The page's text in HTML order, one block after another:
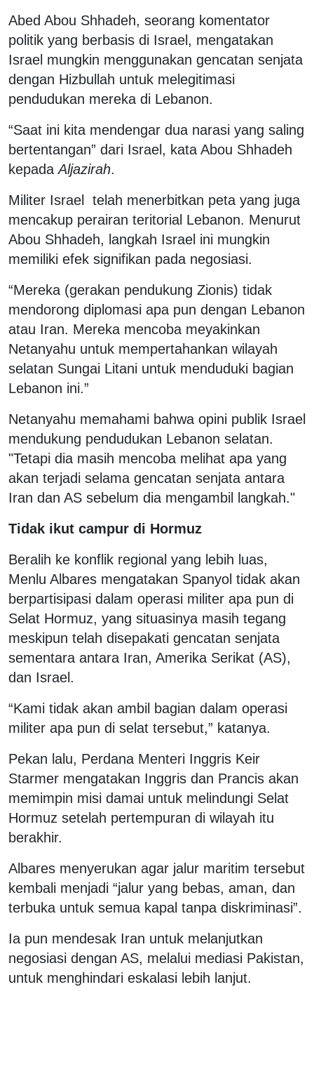
Abed Abou Shhadeh, seorang komentator
politik yang berbasis di Israel, mengatakan
Israel mungkin menggunakan gencatan senjata
dengan Hizbullah untuk melegitimasi
pendudukan mereka di Lebanon.
“Saat ini kita mendengar dua narasi yang saling
bertentangan” dari Israel, kata Abou Shhadeh
kepadaAljazirah.
Militer Israel telah menerbitkan peta yang juga
mencakup perairan teritorial Lebanon. Menurut
Abou Shhadeh, langkah Israel ini mungkin
memiliki efek signifikan pada negosiasi.
“Mereka (gerakan pendukung Zionis) tidak
mendorong diplomasi apa pun dengan Lebanon
atau Iran. Mereka mencoba meyakinkan
Netanyahu untuk mempertahankan wilayah
selatan Sungai Litani untuk menduduki bagian
Lebanon ini.”
Netanyahu memahami bahwa opini publik Israel
mendukung pendudukan Lebanon selatan.
"Tetapi dia masih mencoba melihat apa yang
akan terjadi selama gencatan senjata antara
Iran dan AS sebelum dia mengambil langkah."
Tidak ikut campur di Hormuz
Beralih ke konflik regional yang lebih luas,
Menlu Albares mengatakan Spanyol tidak akan
berpartisipasi dalam operasi militer apa pun di
Selat Hormuz, yang situasinya masih tegang
meskipun telah disepakati gencatan senjata
sementara antara Iran, Amerika Serikat (AS),
dan Israel.
“Kami tidak akan ambil bagian dalam operasi
militer apa pun di selat tersebut,” katanya.
Pekan lalu, Perdana Menteri Inggris Keir
Starmer mengatakan Inggris dan Prancis akan
memimpin misi damai untuk melindungi Selat
Hormuz setelah pertempuran di wilayah itu
berakhir.
Albares menyerukan agar jalur maritim tersebut
kembali menjadi “jalur yang bebas, aman, dan
terbuka untuk semua kapal tanpa diskriminasi”.
Ia pun mendesak Iran untuk melanjutkan
negosiasi dengan AS, melalui mediasi Pakistan,
untuk menghindari eskalasi lebih lanjut.